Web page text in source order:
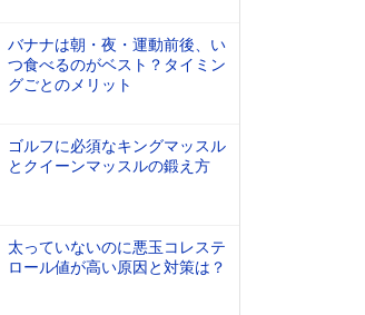
バナナは朝・夜・運動前後、い
つ食べるのがベスト？タイミン
グごとのメリット
ゴルフに必須なキングマッスル
とクイーンマッスルの鍛え方
太っていないのに悪玉コレステ
ロール値が高い原因と対策は？